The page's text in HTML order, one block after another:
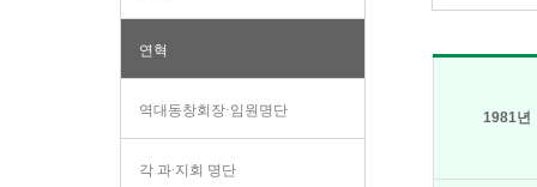
연혁
역대동창회장·임원명단
각 과∙지회 명단
1981년